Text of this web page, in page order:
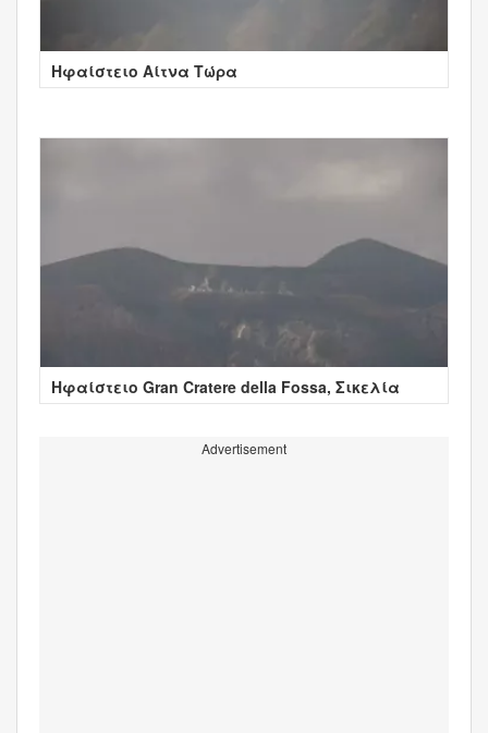
Ηφαίστειο Αίτνα Τώρα
Ηφαίστειο Gran Cratere della Fossa, Σικελία
Advertisement